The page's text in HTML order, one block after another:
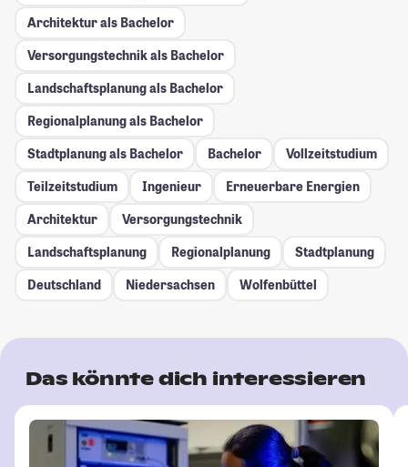
Architektur als Bachelor
Versorgungstechnik als Bachelor
Landschaftsplanung als Bachelor
Regionalplanung als Bachelor
Stadtplanung als Bachelor
Bachelor
Vollzeitstudium
Teilzeitstudium
Ingenieur
Erneuerbare Energien
Architektur
Versorgungstechnik
Landschaftsplanung
Regionalplanung
Stadtplanung
Deutschland
Niedersachsen Wolfenbüttel
Das könnte dich interessieren